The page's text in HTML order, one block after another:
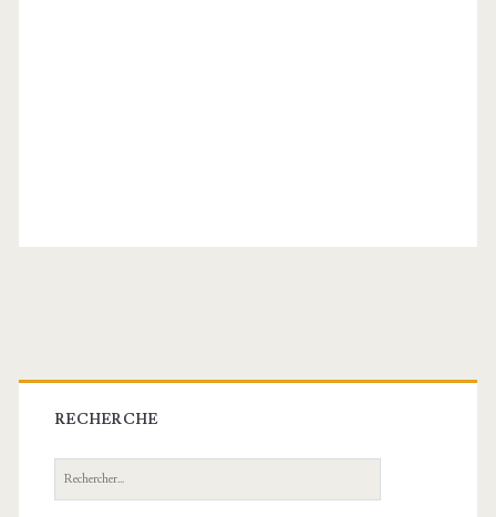
Barre
latérale
principale
RECHERCHE
Recherche: